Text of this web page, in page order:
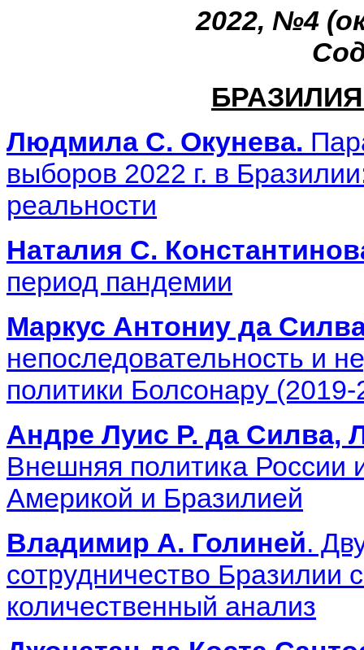
2022, №4
Людмила С. Окунева.
выборов 2022 г. в
реальности
Наталия С.
период пандемии
Маркус Антониу да
непоследовательность и
политики Болсонару
Андре Луис Р. да Силва,
Внешняя политика России
Америкой и Бразилией
Владимир А. Голиней.
сотрудничество Бразилии
количественный анализ